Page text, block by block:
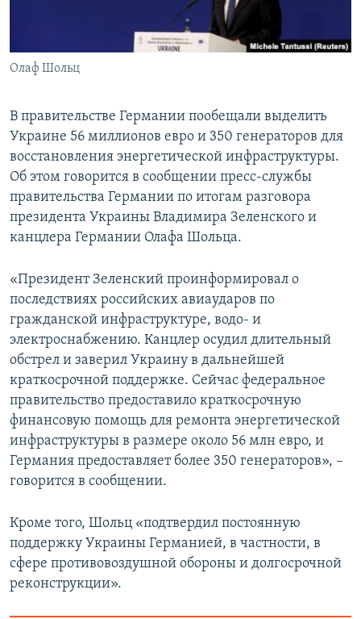
КРЫМ.НЕПОКОРЕННЫЙ
ELIFBE
Все сайты RFE/RL
Олаф Шольц
В правительстве Германии пообещали выделить
Украине 56 миллионов евро и 350 генераторов для
восстановления энергетической инфраструктуры.
Об этом говорится в сообщении пресс-службы
правительства Германии по итогам разговора
президента Украины Владимира Зеленского и
канцлера Германии Олафа Шольца.
«Президент Зеленский проинформировал о
последствиях российских авиаударов по
гражданской инфраструктуре, водо- и
электроснабжению. Канцлер осудил длительный
обстрел и заверил Украину в дальнейшей
краткосрочной поддержке. Сейчас федеральное
правительство предоставило краткосрочную
финансовую помощь для ремонта энергетической
инфраструктуры в размере около 56 млн евро, и
Германия предоставляет более 350 генераторов», –
говорится в сообщении.
Кроме того, Шольц «подтвердил постоянную
поддержку Украины Германией, в частности, в
сфере противовоздушной обороны и долгосрочной
реконструкции».